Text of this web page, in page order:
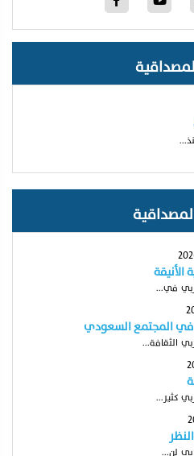
الأنيقة
في...
في المجتمع السعودي
الثقافة...
كثير...
لن...